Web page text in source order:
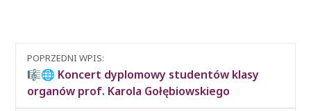
Nawigacja
między
wpisami
POPRZEDNI WPIS:
🎼🌐 Koncert dyplomowy studentów klasy
organów prof. Karola Gołębiowskiego